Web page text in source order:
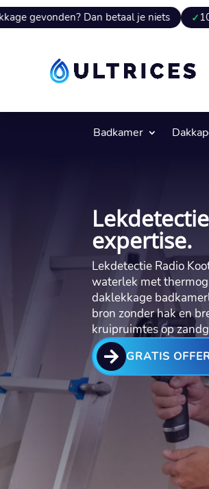
Dan betaal je niets 100% risicovrij
Badkamer
expertise.
Lekdetectie Radio
waterlek met
daklekkage
bron zonder hak en
kruipruimtes op
 GRATIS